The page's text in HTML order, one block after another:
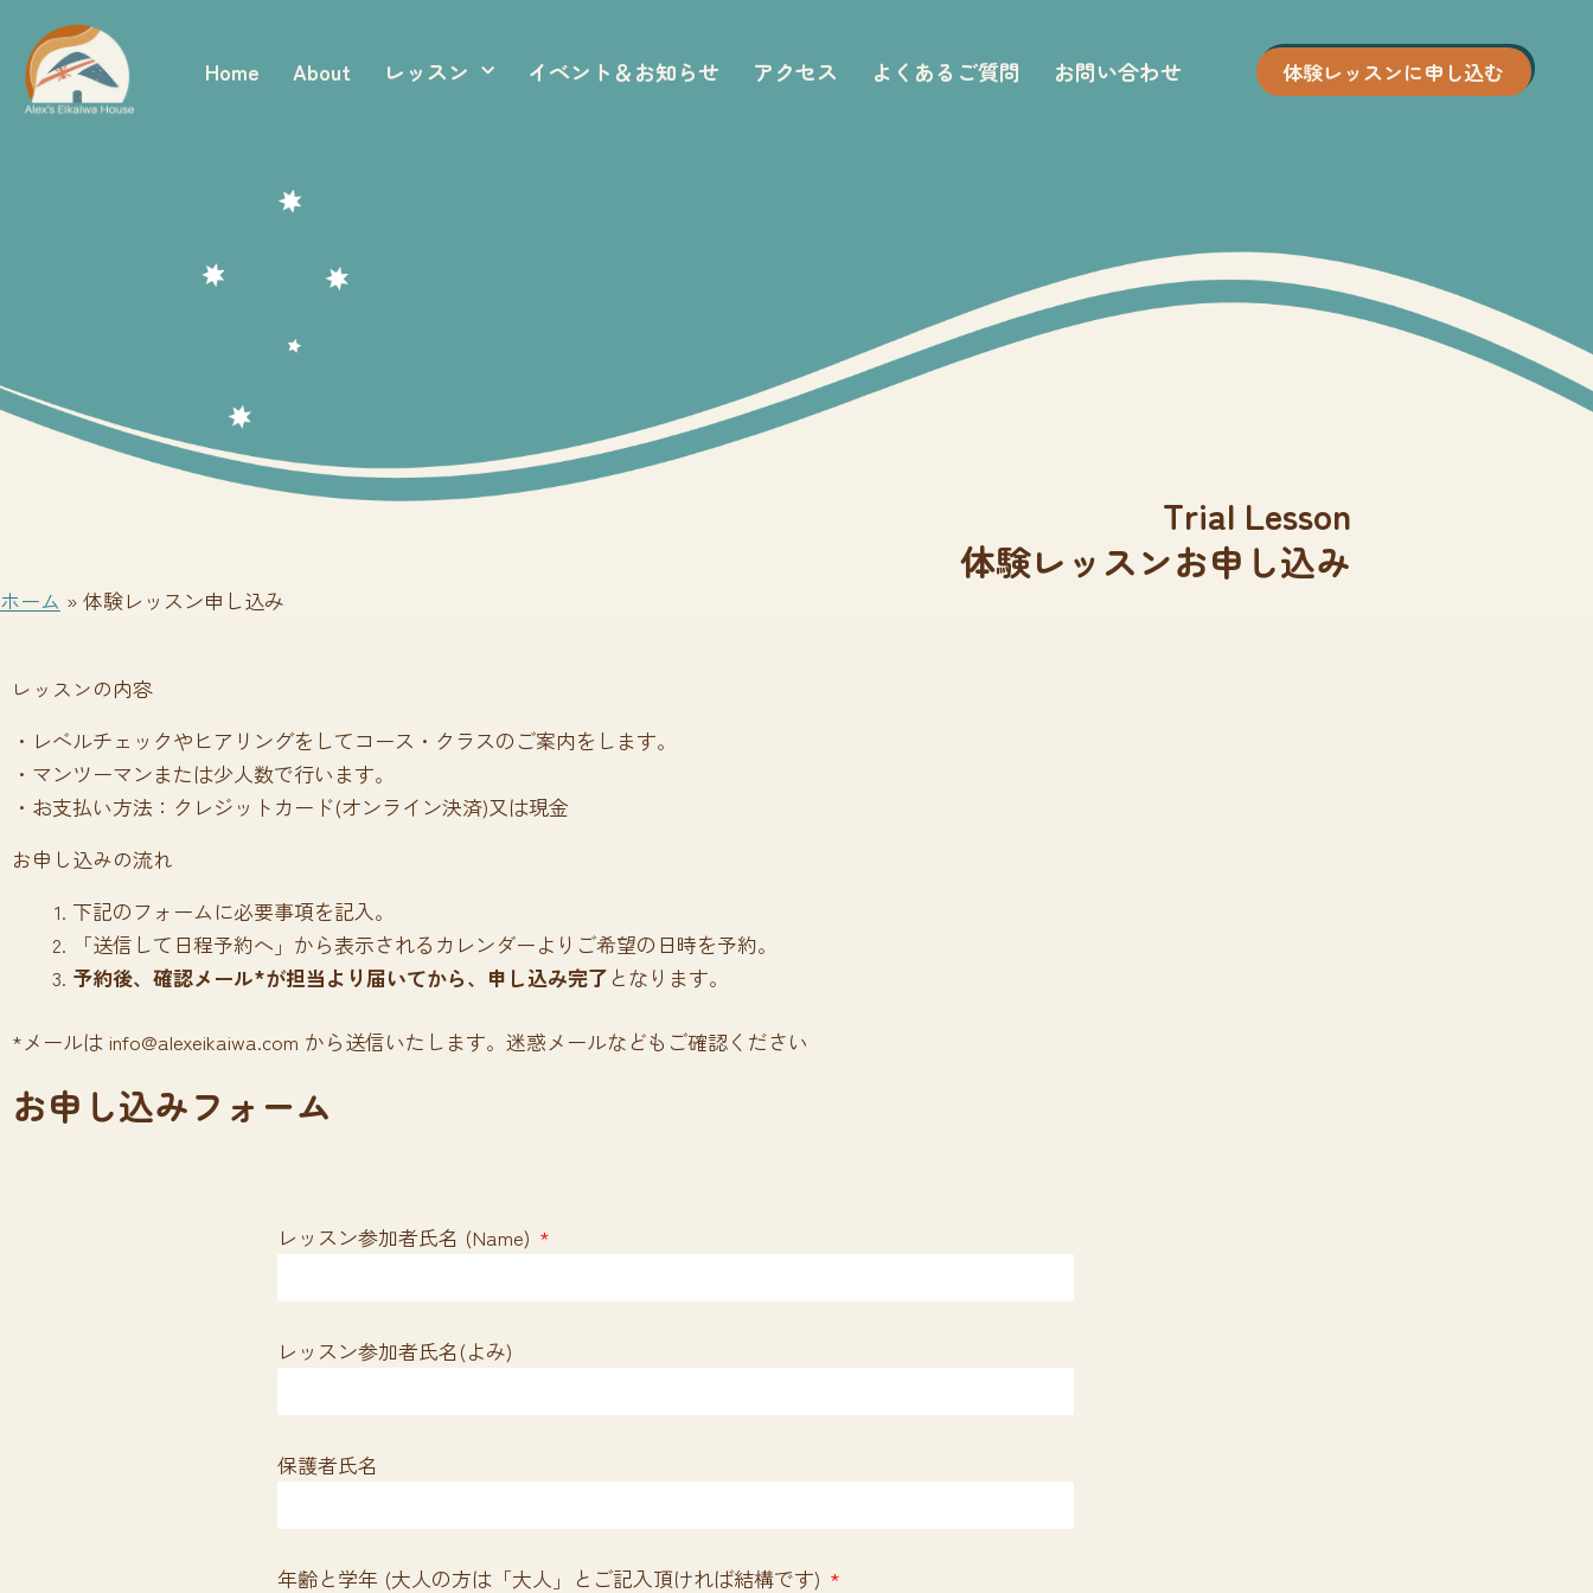
Home About レッスン イベント＆お知らせ アクセス よくあるご質問 お問い合わせ 体験レッスンに申し込む
Trial Lesson
体験レッスンお申し込み
ホーム » 体験レッスン申し込み
レッスンの内容
・レベルチェックやヒアリングをしてコース・クラスのご案内をします。
・マンツーマンまたは少人数で行います。
・お支払い方法：クレジットカード(オンライン決済)又は現金
お申し込みの流れ
下記のフォームに必要事項を記入。
「送信して日程予約へ」から表示されるカレンダーよりご希望の日時を予約。
予約後、確認メール*が担当より届いてから、申し込み完了 となります。
*メールは info@alexeikaiwa.com から送信いたします。迷惑メールなどもご確認ください
お申し込みフォーム
レッスン参加者氏名 (Name)
レッスン参加者氏名(よみ)
保護者氏名
年齢と学年 (大人の方は「大人」とご記入頂ければ結構です)